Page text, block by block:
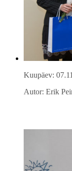
Kuupäev:
Autor: Erik